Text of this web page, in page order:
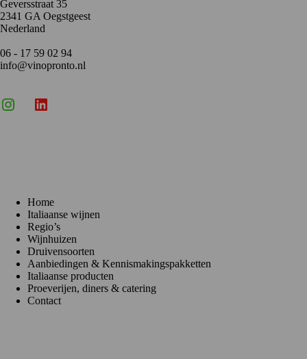
Geversstraat 35
2341 GA Oegstgeest
Nederland
06 - 17 59 02 94
info@vinopronto.nl
InstagramLinkedIn
Home
Italiaanse wijnen
Regio’s
Wijnhuizen
Druivensoorten
Aanbiedingen & Kennismakingspakketten
Italiaanse producten
Proeverijen, diners & catering
Contact